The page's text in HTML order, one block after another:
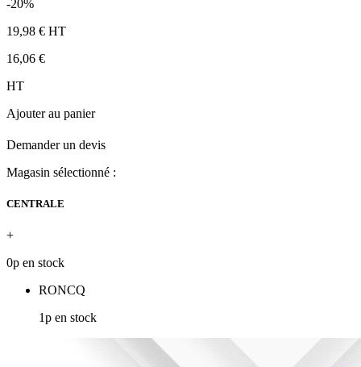
-20%
19,98 € HT
16,06 €
HT
Ajouter au panier
Demander un devis
Magasin sélectionné :
CENTRALE
+
0p en stock
RONCQ
1p en stock